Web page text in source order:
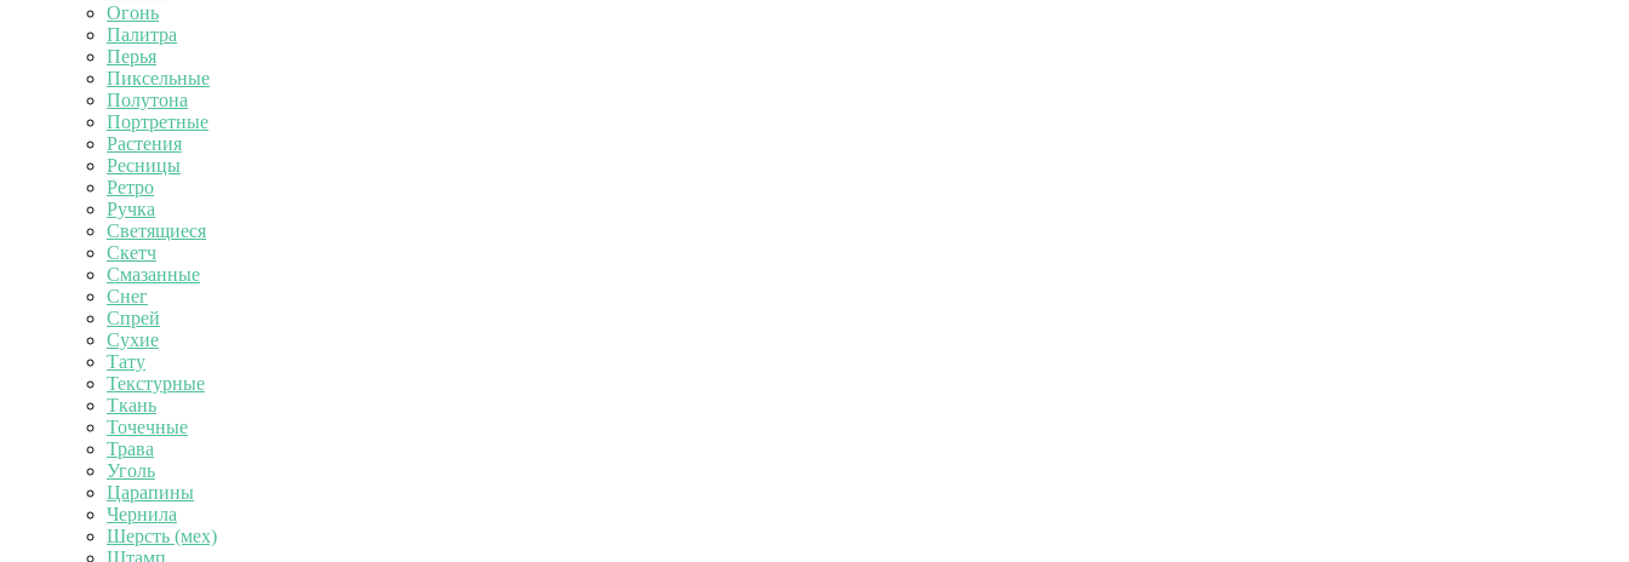
Огонь
Палитра
Перья
Пиксельные
Полутона
Портретные
Растения
Ресницы
Ретро
Ручка
Светящиеся
Скетч
Смазанные
Снег
Спрей
Сухие
Тату
Текстурные
Ткань
Точечные
Трава
Уголь
Царапины
Чернила
Шерсть (мех)
Штамп